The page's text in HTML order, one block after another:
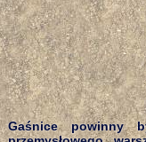
Gaśnice powinny